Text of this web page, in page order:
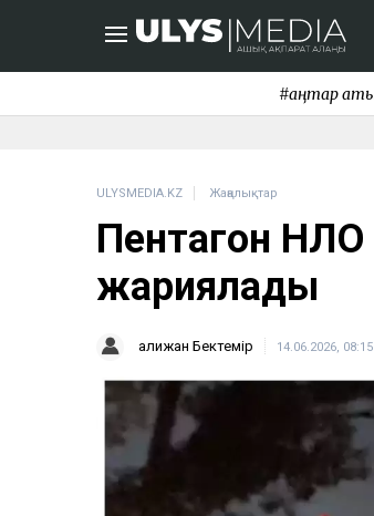
#қаңтар
ULYSMEDIA.KZ Жаңалықтар
Пентагон
жариялады
Қалижан Бектемір 14.06.2026, 08:15